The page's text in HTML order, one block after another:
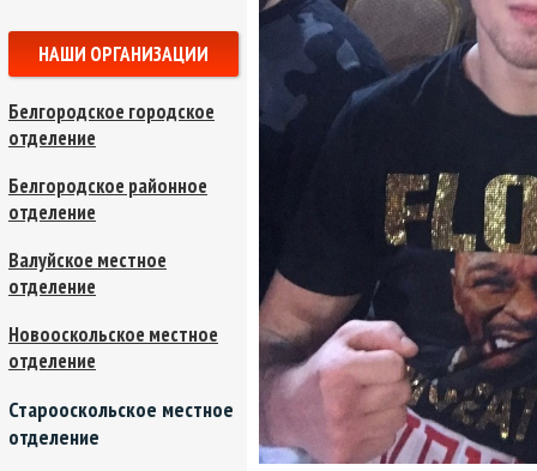
НАШИ ОРГАНИЗАЦИИ
Белгородское городское
отделение
Белгородское районное
отделение
Валуйское местное
отделение
Новооскольское местное
отделение
Старооскольское местное
отделение